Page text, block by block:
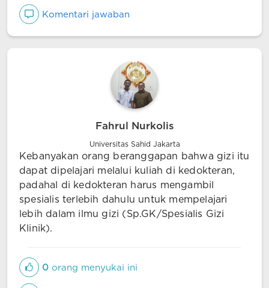
Komentari jawaban
Fahrul Nurkolis
Universitas Sahid Jakarta
Kebanyakan orang beranggapan bahwa gizi itu
dapat dipelajari melalui kuliah di kedokteran,
padahal di kedokteran harus mengambil
spesialis terlebih dahulu untuk mempelajari
lebih dalam ilmu gizi (Sp.GK/Spesialis Gizi
Klinik).
0 orang menyukai ini